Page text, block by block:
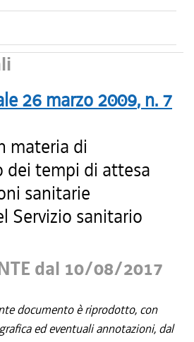
26 marzo 2009, n. 7
materia di
tempi di attesa
sanitarie
Servizio sanitario
dal 10/08/2017
documento è riprodotto, con
ed eventuali annotazioni, dal